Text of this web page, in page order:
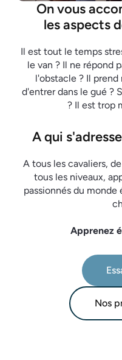
On vous
les aspects
Il est tout le temps
le van ? Il ne répond
l'obstacle ? Il
d'entrer dans le gué ?
A qui
A tous les cavaliers,
tous les niveaux,
passionnés du
Apprenez
Nos